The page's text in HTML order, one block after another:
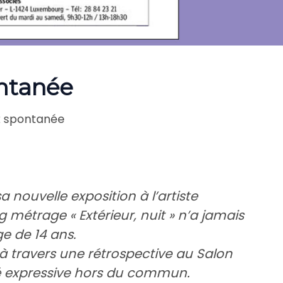
spontanée
nouvelle exposition à l’artiste
« Extérieur, nuit » n’a jamais
de 14 ans.
travers une rétrospective au Salon
expressive hors du commun.